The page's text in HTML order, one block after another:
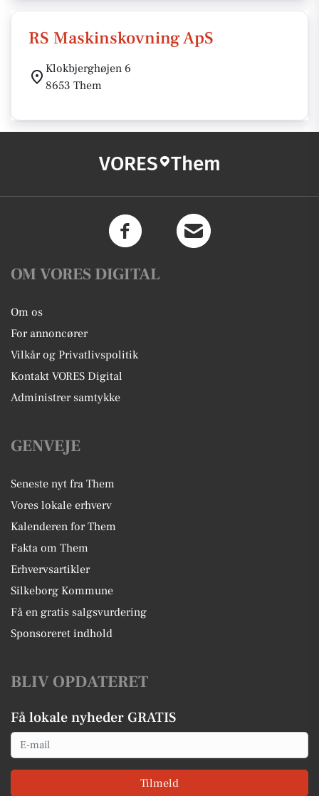
RS Maskinskovning ApS
Klokbjerghøjen 6
8653 Them
VORES Them
OM VORES DIGITAL
Om os
For annoncører
Vilkår og Privatlivspolitik
Kontakt VORES Digital
Administrer samtykke
GENVEJE
Seneste nyt fra Them
Vores lokale erhverv
Kalenderen for Them
Fakta om Them
Erhvervsartikler
Silkeborg Kommune
Få en gratis salgsvurdering
Sponsoreret indhold
BLIV OPDATERET
Få lokale nyheder GRATIS
Email
Tilmeld